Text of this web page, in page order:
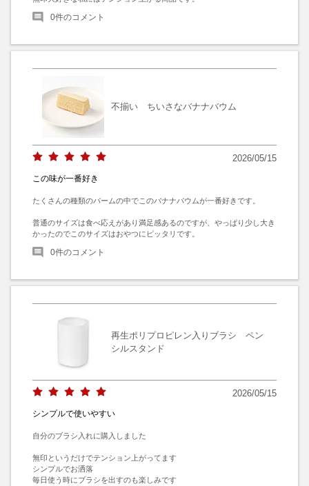
0件のコメント
不揃い ちいさなバナナバウム
2026/05/15
この味が一番好き
たくさんの種類のバームの中でこのバナナバウムが一番好きです。
普通のサイズは食べ応えがあり満足感あるのですが、やっぱり少し大き
かったのでこのサイズはおやつにピッタリです。
0件のコメント
再生ポリプロピレン入りブラシ ペン
シルスタンド
2026/05/15
シンプルで使いやすい
自分のブラシ入れに購入しました
無印というだけでテンション上がってます
シンプルでお洒落
毎日使う時にブラシを出すのも楽しみです